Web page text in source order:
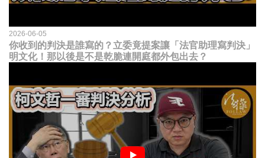
2026-06-05
你收到的判決是誰寫的？立委竟提案讓「法官助理寫判決」
明文化！那以後是不是乾脆連開庭都外包出去？